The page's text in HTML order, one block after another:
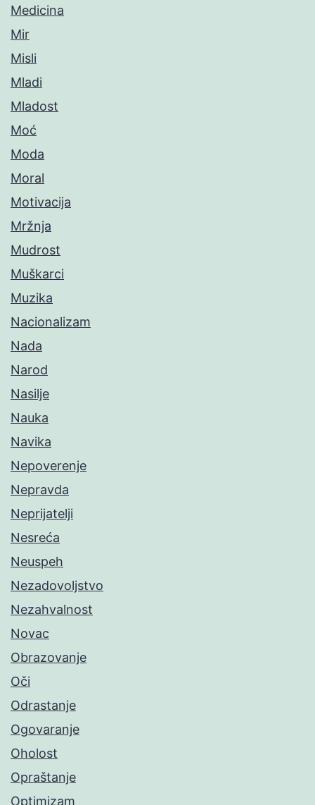
Medicina
Mir
Misli
Mladi
Mladost
Moć
Moda
Moral
Motivacija
Mržnja
Mudrost
Muškarci
Muzika
Nacionalizam
Nada
Narod
Nasilje
Nauka
Navika
Nepoverenje
Nepravda
Neprijatelji
Nesreća
Neuspeh
Nezadovoljstvo
Nezahvalnost
Novac
Obrazovanje
Oči
Odrastanje
Ogovaranje
Oholost
Opraštanje
Optimizam